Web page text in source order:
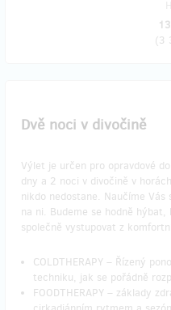
(3
Dvě noci v divočině
Výlet je určen pro opravdové
dny a 2 noci v divočině v
nikdo nedostane. Naučíme
na ni. Budeme se hodně
společně vystupovat z
COLDTHERAPY – Řízený
techniku, jak se pořádně
FOODTHERAPY – základy